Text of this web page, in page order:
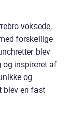
voksede,
forskellige
blev
og inspireret af
og
blev en fast